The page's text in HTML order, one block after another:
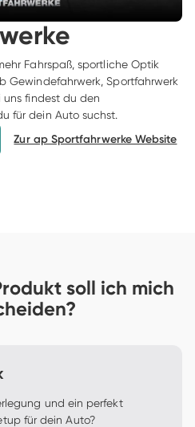
Fahrspaß, sportliche Optik
Gewindefahrwerk, Sportfahrwerk
uns findest du den
für dein Auto suchst.
Zur ap Sportfahrwerke Website
soll ich mich
und ein perfekt
für dein Auto?